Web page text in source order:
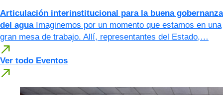
Articulación interinstitucional para la buena gobernanza
del agua Imaginemos por un momento que estamos en una
gran mesa de trabajo. Allí, representantes del Estado,…
Ver todo Eventos